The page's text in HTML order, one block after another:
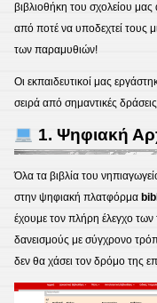
βιβλιοθήκη του σχολείου μας
από ποτέ να υποδεχτεί τους
των παραμυθιών!
Οι εκπαιδευτικοί μας
σειρά από σημαντικές
1. Ψηφιακή
Όλα τα βιβλία του
στην ψηφιακή πλατφόρμα
έχουμε τον πλήρη έλεγχο των
δανεισμούς με σύγχρονο
δεν θα χάσει τον δρόμο της